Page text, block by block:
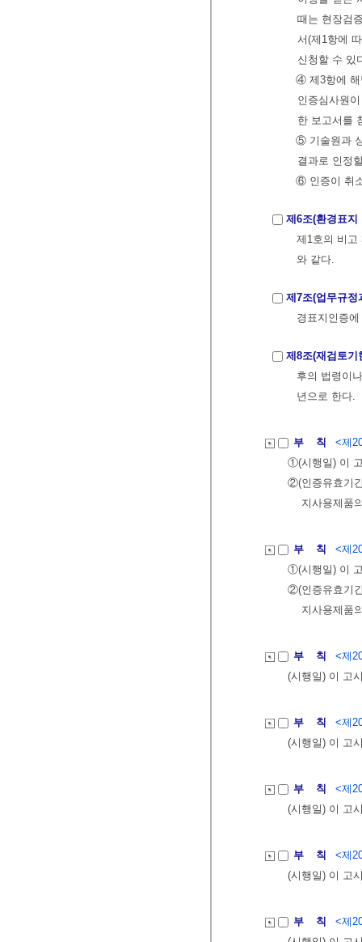
때는 현장검
서(제1항에
신청할 수 있
④ 제3항에 해
인증심사원
한 보고서를
⑤ 기술원과
결과로 인정
⑥ 인증이 취
제6조(환경표지
제1호의 비고
와 같다.
제7조(업무규정
경표지인증
제8조(재검토기
후의 법령이
년으로 한다.
부 칙
<제
①(시행일) 이
②(인증유효기
지사용제품
부 칙
<제
①(시행일) 이
②(인증유효기
지사용제품
부 칙
<제
(시행일) 이 고
부 칙
<제
(시행일) 이 고
부 칙
<제
(시행일) 이 고
부 칙
<제
(시행일) 이 고
부 칙
<제